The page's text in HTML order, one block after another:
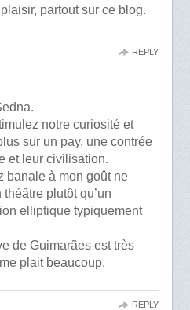
partout sur ce blog.
notre curiosité et
sur un pay, une contrée
et leur civilisation.
banale à mon goût ne
plutôt qu’un
elliptique typiquement
de Guimarães est très
plait beaucoup.
REPLY
REPLY